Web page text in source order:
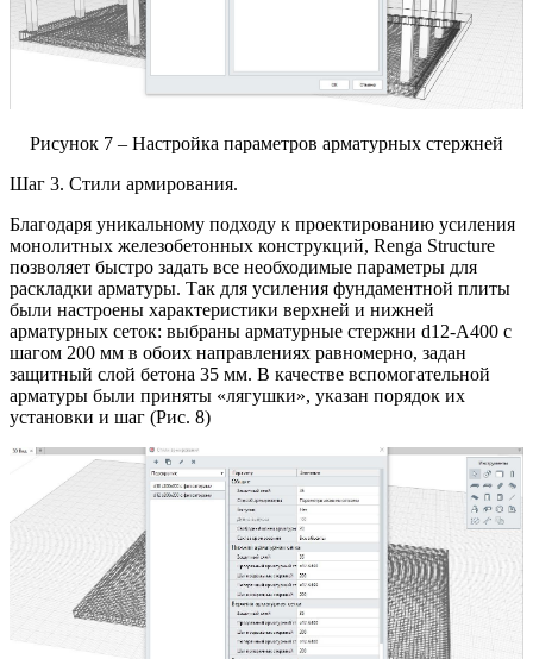
Рисунок 7 – Настройка параметров арматурных стержней
Шаг 3. Стили армирования.
Благодаря уникальному подходу к проектированию усиления
монолитных железобетонных конструкций, Renga Structure
позволяет быстро задать все необходимые параметры для
раскладки арматуры. Так для усиления фундаментной плиты
были настроены характеристики верхней и нижней
арматурных сеток: выбраны арматурные стержни d12-А400 с
шагом 200 мм в обоих направлениях равномерно, задан
защитный слой бетона 35 мм. В качестве вспомогательной
арматуры были приняты «лягушки», указан порядок их
установки и шаг (Рис. 8)